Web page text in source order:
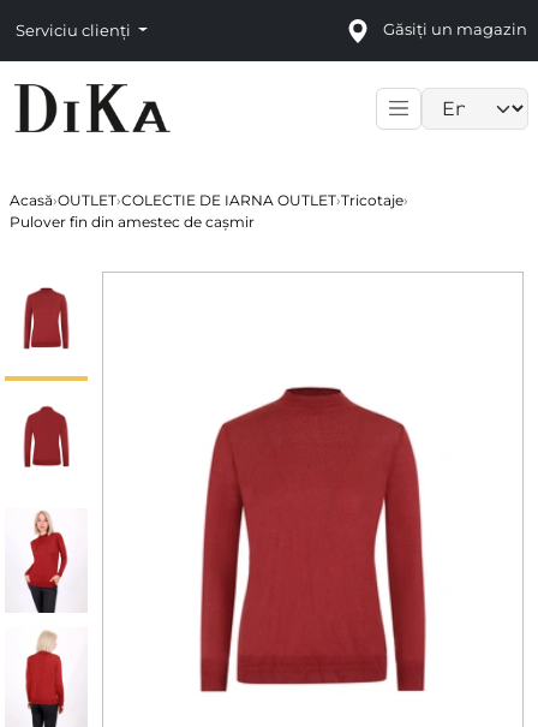
Serviciu clienți Găsiți un magazin
Acasă›OUTLET›COLECTIE DE IARNA OUTLET›Tricotaje›
Pulover fin din amestec de cașmir